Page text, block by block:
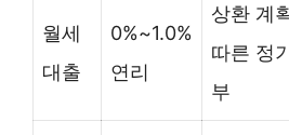
월세
대출
0%~1.0%
연리
상환 계
따른 정
부